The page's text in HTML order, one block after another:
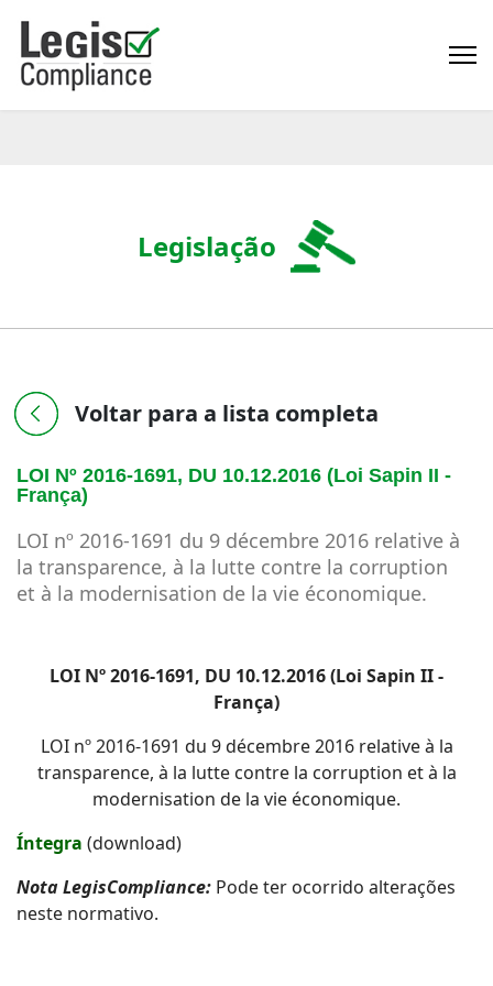
Legislação
Voltar para a lista completa
LOI Nº 2016-1691, DU 10.12.2016 (Loi Sapin II -
França)
LOI nº 2016-1691 du 9 décembre 2016 relative à
la transparence, à la lutte contre la corruption
et à la modernisation de la vie économique.
LOI Nº 2016-1691, DU 10.12.2016 (Loi Sapin II -
França)
LOI nº 2016-1691 du 9 décembre 2016 relative à la
transparence, à la lutte contre la corruption et à la
modernisation de la vie économique.
Íntegra (download)
Nota LegisCompliance: Pode ter ocorrido alterações
neste normativo.